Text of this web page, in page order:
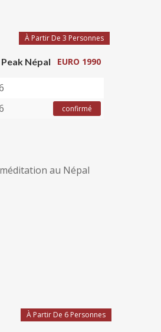
À Partir De 3 Personnes
Népal EURO 1990
confirmé
À Partir De 6 Personnes